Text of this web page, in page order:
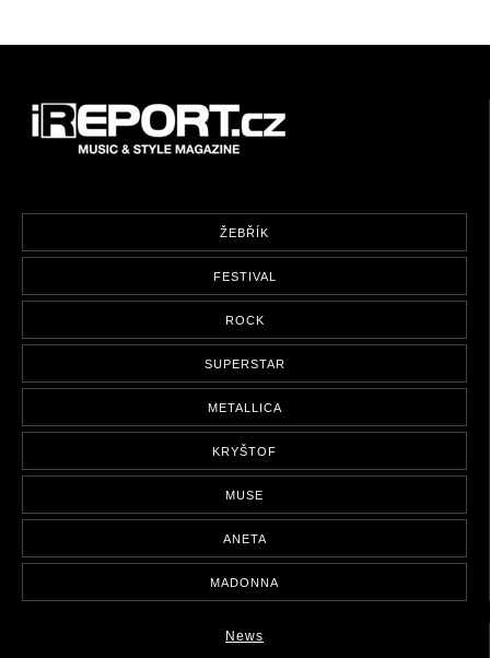
ŽEBŘÍK
FESTIVAL
ROCK
SUPERSTAR
METALLICA
KRYŠTOF
MUSE
ANETA
MADONNA
News